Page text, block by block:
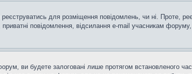
для розміщення повідомлень, чи ні. Проте,
повідомлення, відсилання e-mail учасникам
ви будете залоговані лише протягом встановленого